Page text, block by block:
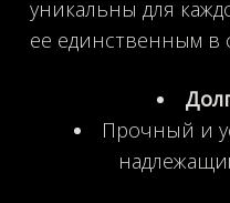
уникальны для
ее единственным в
Прочный и